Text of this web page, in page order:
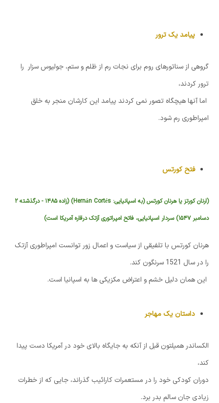
پیامد یک ترور
گروهی از سناتورهای روم برای نجات رم از ظلم و ستم، جولیوس سزار را
ترور کردند،
اما آنها هیچگاه تصور نمی کردند پیامد این کارشان منجر به خلق
امپراطوری رم شود.
فتح کورتس
(ارنان کورتز یا هرنان کورتس (به اسپانیایی:
Hernán Cortés
) (زاده ۱۴۸۵ - درگذشته ۲
دسامبر ۱۵۴۷) سردار
اسپانیایی، فاتح امپراتوریآزتکدرقاره آمریکا است)
هرنان کورتس با تلفیقی از سیاست و اعمال زور توانست امپراطوری آزتک
را در سال 1521 سرنگون کند.
این همان دلیل خشم و اعتراض مکزیکی ها به اسپانیا است.
داستان یک مهاجر
الکساندر همیلتون قبل از آنکه به جایگاه بالای خود در آمریکا دست پیدا
کند،
دوران کودکی خود را در مستعمرات کارائیب گذراند، جایی که از خطرات
زیادی جان سالم بدر برد.